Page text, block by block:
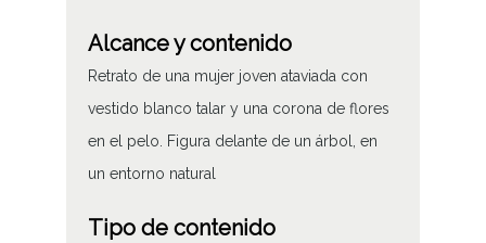
Alcance y contenido
Retrato de una mujer joven ataviada con
vestido blanco talar y una corona de flores
en el pelo. Figura delante de un árbol, en
un entorno natural
Tipo de contenido